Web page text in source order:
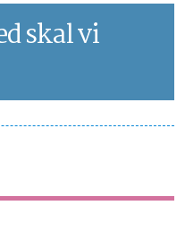
skal vi